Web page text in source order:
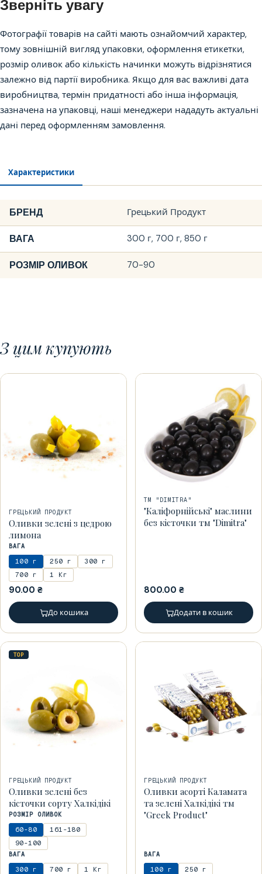
Зверніть увагу
Фотографії товарів на сайті мають ознайомчий характер,
тому зовнішній вигляд упаковки, оформлення етикетки,
розмір оливок або кількість начинки можуть відрізнятися
залежно від партії виробника. Якщо для вас важливі дата
виробництва, термін придатності або інша інформація,
зазначена на упаковці, наші менеджери нададуть актуальні
дані перед оформленням замовлення.
Характеристики
БРЕНД Грецький Продукт
ВАГА 300 г, 700 г, 850 г
РОЗМІР ОЛИВОК 70-90
З цим купують
ГРЕЦЬКИЙ ПРОДУКТ
Оливки зелені з цедрою
лимона
ВАГА
100 г 250 г
300 г
700 г
1 Кг
90.00 ₴
До кошика
ТМ "DIMITRA"
"Каліфорнійські" маслини
без кісточки тм "Dimitra"
800.00 ₴
Додати в кошик
TOP
ГРЕЦЬКИЙ ПРОДУКТ
Оливки зелені без
кісточки сорту Халкідікі
РОЗМІР ОЛИВОК
60-80
161-180
90-100
ВАГА
300 г 700 г 1 Кг
ГРЕЦЬКИЙ ПРОДУКТ
Оливки асорті Каламата
та зелені Халкідікі тм
"Greek Product"
ВАГА
100 г 250 г